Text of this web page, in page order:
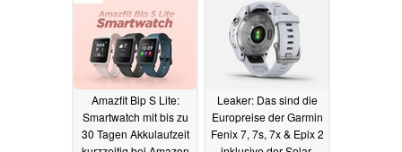
Amazfit Bip S Lite:
Smartwatch mit bis zu
30 Tagen Akkulaufzeit
Leaker: Das sind die
Europreise der Garmin
Fenix 7, 7s, 7x & Epix 2